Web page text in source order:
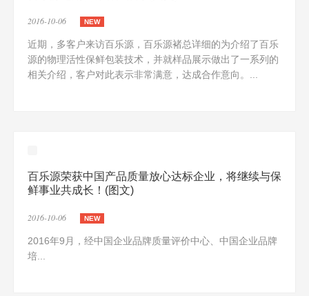
2016-10-06 NEW
近期，多客户来访百乐源，百乐源褚总详细的为介绍了百乐
源的物理活性保鲜包装技术，并就样品展示做出了一系列的
相关介绍，客户对此表示非常满意，达成合作意向。...
百乐源荣获中国产品质量放心达标企业，将继续与保
鲜事业共成长！(图文)
2016-10-06 NEW
2016年9月，经中国企业品牌质量评价中心、中国企业品牌
培...